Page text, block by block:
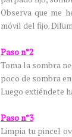
Observa que me
móvil del fijo.
Paso n°2
Toma la sombra
poco de sombra
Luego extiéndete
Paso n°3
Limpia tu pincel